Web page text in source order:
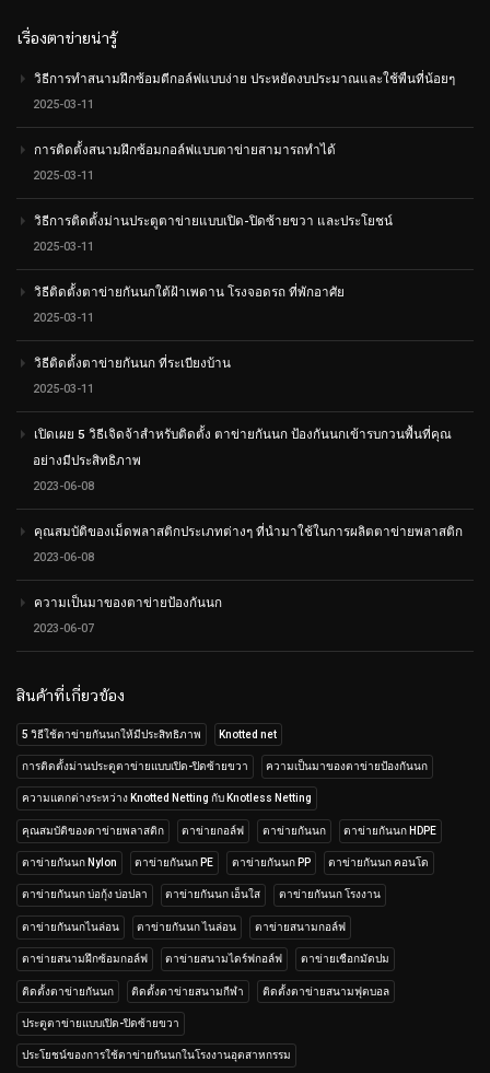
เรื่องตาข่ายน่ารู้
วิธีการทำสนามฝึกซ้อมตีกอล์ฟแบบง่าย ประหยัดงบประมาณและใช้พืนที่น้อยๆ
2025-03-11
การติดตั้งสนามฝึกซ้อมกอล์ฟแบบตาข่ายสามารถทำได้
2025-03-11
วิธีการติดตั้งม่านประตูตาข่ายแบบเปิด-ปิดซ้ายขวา และประโยชน์
2025-03-11
วิธีติดตั้งตาข่ายกันนกใต้ฝ้าเพดาน โรงจอดรถ ที่พักอาศัย
2025-03-11
วิธีติดตั้งตาข่ายกันนก ที่ระเบียงบ้าน
2025-03-11
เปิดเผย 5 วิธีเจิดจ้าสำหรับติดตั้ง ตาข่ายกันนก ป้องกันนกเข้ารบกวนพื้นที่คุณ
อย่างมีประสิทธิภาพ
2023-06-08
คุณสมบัติของเม็ดพลาสติกประเภทต่างๆ ที่นำมาใช้ในการผลิตตาข่ายพลาสติก
2023-06-08
ความเป็นมาของตาข่ายป้องกันนก
2023-06-07
สินค้าที่เกี่ยวข้อง
5 วิธีใช้ตาข่ายกันนกให้มีประสิทธิภาพ Knotted net
การติดตั้งม่านประตูตาข่ายแบบเปิด-ปิดซ้ายขวา ความเป็นมาของตาข่ายป้องกันนก
ความแตกต่างระหว่าง Knotted Netting กับ Knotless Netting
คุณสมบัติของตาข่ายพลาสติก ตาข่ายกอล์ฟ ตาข่ายกันนก ตาข่ายกันนก HDPE
ตาข่ายกันนก Nylon ตาข่ายกันนก PE ตาข่ายกันนก PP ตาข่ายกันนก คอนโด
ตาข่ายกันนก บ่อกุ้ง บ่อปลา ตาข่ายกันนก เอ็นใส ตาข่ายกันนก โรงงาน
ตาข่ายกันนกไนล่อน ตาข่ายกันนก ไนล่อน ตาข่ายสนามกอล์ฟ
ตาข่ายสนามฝึกซ้อมกอล์ฟ ตาข่ายสนามไดร์ฟกอล์ฟ ตาข่ายเชือกมัดปม
ติดตั้งตาข่ายกันนก ติดตั้งตาข่ายสนามกีฬา ติดตั้งตาข่ายสนามฟุตบอล
ประตูตาข่ายแบบเปิด-ปิดซ้ายขวา
ประโยชน์ของการใช้ตาข่ายกันนกในโรงงานอุตสาหกรรม